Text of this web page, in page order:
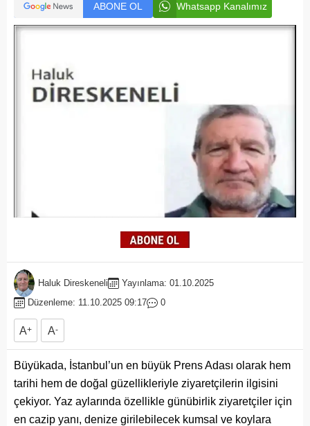
ABONE OL Whatsapp Kanalımız
Haluk Direskeneli
Yayınlama: 01.10.2025
Düzenleme: 11.10.2025 09:17
0
A+ A-
Büyükada, İstanbul’un en büyük Prens Adası olarak hem
tarihi hem de doğal güzellikleriyle ziyaretçilerin ilgisini
çekiyor. Yaz aylarında özellikle günübirlik ziyaretçiler için
en cazip yanı, denize girilebilecek kumsal ve koylara